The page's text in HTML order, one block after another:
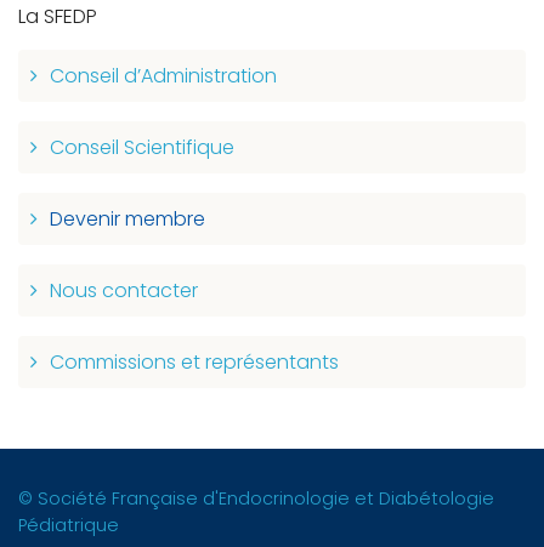
La SFEDP
Conseil d’Administration
Conseil Scientifique
Devenir membre
Nous contacter
Commissions et représentants
© Société Française d'Endocrinologie et Diabétologie
Pédiatrique